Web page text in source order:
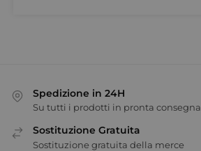
Spedizione in 24H
Su tutti i prodotti in pronta consegna
Sostituzione Gratuita
Sostituzione gratuita della merce